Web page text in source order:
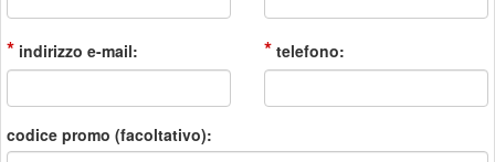
* indirizzo e-mail: * telefono:
codice promo (facoltativo):